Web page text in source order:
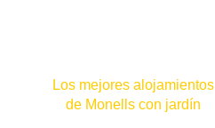
Los mejores alojamientos
de Monells con jardín